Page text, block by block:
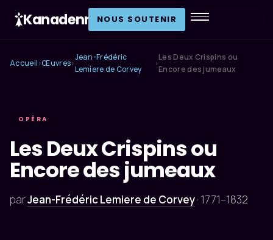
Kanadenn NOUS SOUTENIR
Accueil ›Œuvres›
Jean-Frédéric
Lemiere de Corvey
›
Les Deux Crispins ou
Encore des jumeaux
OPÉRA
Les Deux Crispins ou
Encore des jumeaux
parJean-Frédéric Lemiere de Corvey· 1771–1832